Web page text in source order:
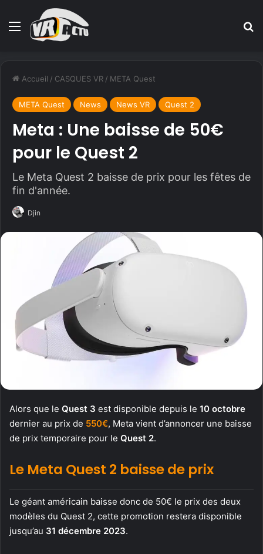
Menu
Accueil / CASQUES VR / META Quest
META Quest News News VR Quest 2
Meta : Une baisse de 50€
pour le Quest 2
Le Meta Quest 2 baisse de prix pour les fêtes de
fin d'année.
Djin
Alors que le Quest 3 est disponible depuis le 10 octobre
dernier au prix de 550€, Meta vient d’annoncer une baisse
de prix temporaire pour le Quest 2.
Le Meta Quest 2 baisse de prix
Le géant américain baisse donc de 50€ le prix des deux
modèles du Quest 2, cette promotion restera disponible
jusqu’au 31 décembre 2023.